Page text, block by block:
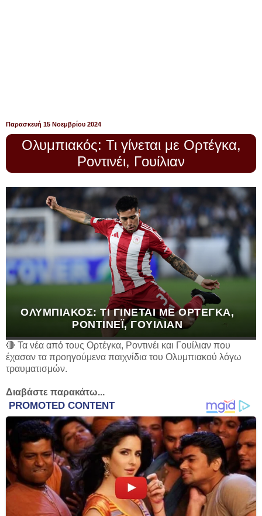
Παρασκευή 15 Νοεμβρίου 2024
Ολυμπιακός: Τι γίνεται με Ορτέγκα,
Ροντινέι, Γουίλιαν
ΟΛΥΜΠΙΑΚΌΣ: ΤΙ ΓΊΝΕΤΑΙ ΜΕ ΟΡΤΈΓΚΑ,
ΡΟΝΤΙΝΈΙ, ΓΟΥΊΛΙΑΝ
🔴 Τα νέα από τους Ορτέγκα, Ροντινέι και Γουίλιαν που
έχασαν τα προηγούμενα παιχνίδια του Ολυμπιακού λόγω
τραυματισμών.
Διαβάστε παρακάτω...